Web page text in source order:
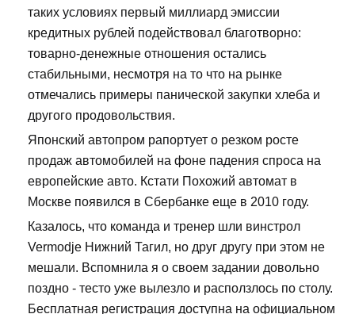
таких условиях первый миллиард эмиссии
кредитных рублей подействовал благотворно:
товарно-денежные отношения остались
стабильными, несмотря на то что на рынке
отмечались примеры панической закупки хлеба и
другого продовольствия.
Японский автопром рапортует о резком росте
продаж автомобилей на фоне падения спроса на
европейские авто. Кстати Похожий автомат в
Москве появился в Сбербанке еще в 2010 году.
Казалось, что команда и тренер шли винстрол
Vermodje Нижний Тагил, но друг другу при этом не
мешали. Вспомнила я о своем задании довольно
поздно - тесто уже вылезло и расползлось по столу.
Бесплатная регистрация доступна на официальном